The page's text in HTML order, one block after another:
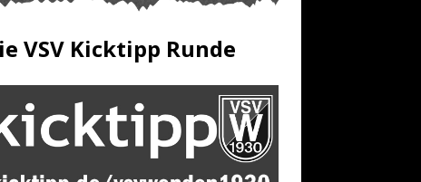
VSV Kicktipp Runde